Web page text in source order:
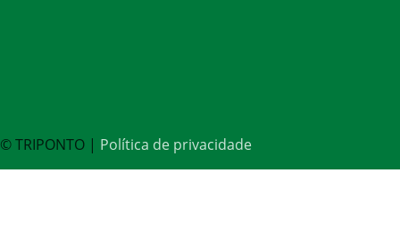
© TRIPONTO | Política de privacidade